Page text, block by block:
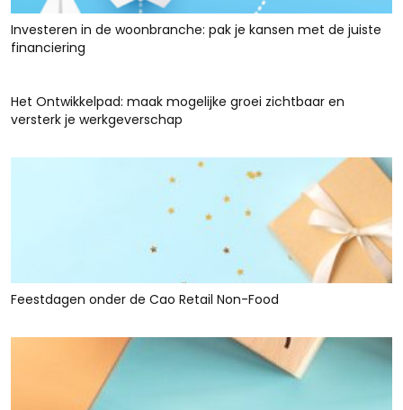
Investeren in de woonbranche: pak je kansen met de juiste
financiering
Het Ontwikkelpad: maak mogelijke groei zichtbaar en
versterk je werkgeverschap
Feestdagen onder de Cao Retail Non-Food